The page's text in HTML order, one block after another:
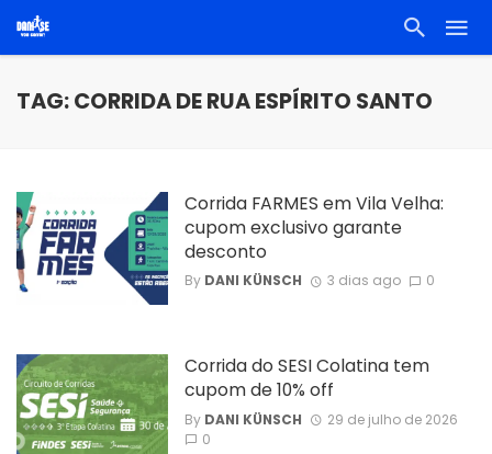
TAG: CORRIDA DE RUA ESPÍRITO SANTO
Corrida FARMES em Vila Velha:
cupom exclusivo garante
desconto
By DANI KÜNSCH 3 dias ago 0
Corrida do SESI Colatina tem
cupom de 10% off
By DANI KÜNSCH
29 de julho de 2026
0